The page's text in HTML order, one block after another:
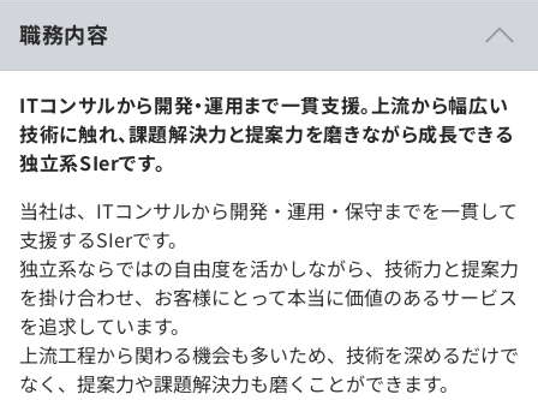
職務内容
ITコンサルから開発・運用まで一貫支援。上流から幅広い
技術に触れ、課題解決力と提案力を磨きながら成長できる
独立系SIerです。
当社は、ITコンサルから開発・運用・保守までを一貫して
支援するSIerです。
独立系ならではの自由度を活かしながら、技術力と提案力
を掛け合わせ、お客様にとって本当に価値のあるサービス
を追求しています。
上流工程から関わる機会も多いため、技術を深めるだけで
なく、提案力や課題解決力も磨くことができます。